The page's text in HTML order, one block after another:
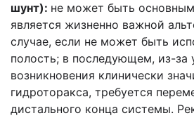
шунт): не может быть
является жизненно важной
случае, если не может быть
полость; в последующем, из-за
возникновения клинически
гидроторакса, требуется
дистального конца системы.